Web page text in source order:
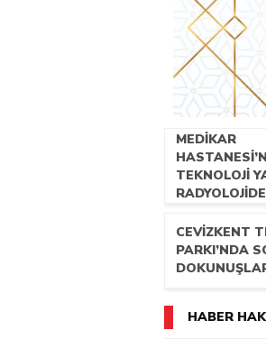
MEDİKAR
TEKNOLOJİ
HİZMETE
CEVİZKENT
PARKI’NDA
HABER